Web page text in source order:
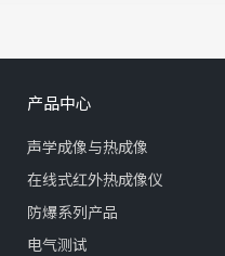
产品中心
声学成像与热成像
在线式红外热成像仪
防爆系列产品
电气测试